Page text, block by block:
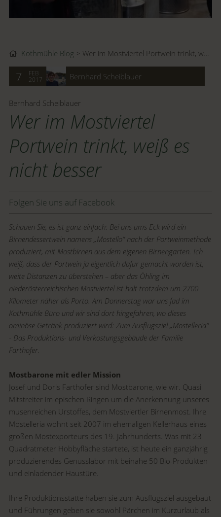
Kothmühle Blog Wer im Mostviertel Portwein trinkt, weiß es nicht besser
7
FEB
2017
Bernhard Scheiblauer
Bernhard Scheiblauer
Wer im Mostviertel
Portwein trinkt, weiß es
nicht besser
Folgen Sie uns auf Facebook
Schauen Sie, es ist ganz einfach: Bei uns ums Eck wird ein
Birnendessertwein namens „Mostello“ nach der Portweinmethode
produziert, mit Mostbirnen aus dem eigenen Birnengarten. Ich
weiß, dass der Portwein ja eigentlich dafür gemacht worden ist,
weite Distanzen zu überstehen – aber das Öhling im
niederösterreichischen Mostviertel ist halt trotzdem um 2700
Kilometer näher als Porto. Am Donnerstag war uns fad im
Kothmühle Büro und wir sind dort hingefahren, wo dieses
ominöse Getränk produziert wird: Zum Ausflugsziel „Mostelleria“
- Das Produktions- und Verkostungsgebäude der Familie
Farthofer.
Mostbarone mit edler Mission
Josef und Doris Farthofer sind Mostbarone, wie wir. Quasi
Mitstreiter im epischen Ringen um die Anerkennung unseres
musenreichen Urstoffes, dem Mostviertler Birnenmost. Ihre
Mostelleria wohnt seit 2007 im ehemaligen Kellerhaus eines
großen Mostexporteurs des 19. Jahrhunderts. Was mit 23
Quadratmeter Hobbyfläche startete, ist heute ein ganzjährig
produzierendes Genusslabor mit beinahe 50 Bio-Produkten
und einladender Haustüre.
Ihre Produktionsstätte haben sie zum Ausflugsziel ausgebaut
und Führungen geben sie sowohl Pärchen im Kurzurlaub als